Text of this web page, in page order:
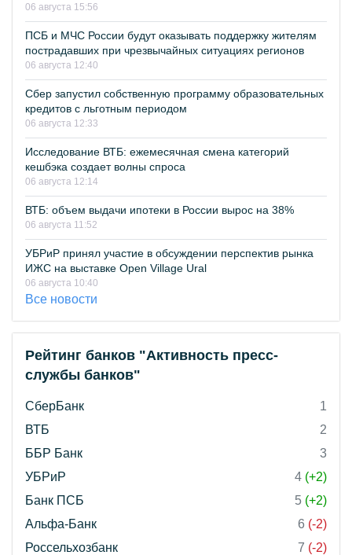
06 августа 15:56
ПСБ и МЧС России будут оказывать поддержку жителям
пострадавших при чрезвычайных ситуациях регионов
06 августа 12:40
Сбер запустил собственную программу образовательных
кредитов с льготным периодом
06 августа 12:33
Исследование ВТБ: ежемесячная смена категорий
кешбэка создает волны спроса
06 августа 12:14
ВТБ: объем выдачи ипотеки в России вырос на 38%
06 августа 11:52
УБРиР принял участие в обсуждении перспектив рынка
ИЖС на выставке Open Village Ural
06 августа 10:40
Все новости
Рейтинг банков "Активность пресс-
службы банков"
СберБанк
1
ВТБ
2
ББР Банк
3
УБРиР
4 (+2)
Банк ПСБ
5 (+2)
Альфа-Банк
6 (-2)
Россельхозбанк
7 (-2)